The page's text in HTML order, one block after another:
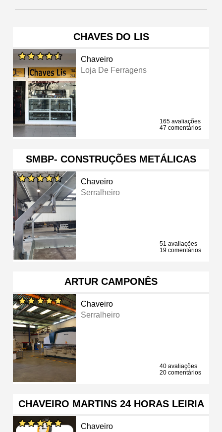
CHAVES DO LIS
Chaveiro
Loja De Ferragens
165 avaliações
47 comentários
SMBP- CONSTRUÇÕES METÁLICAS
Chaveiro
Serralheiro
51 avaliações
19 comentários
ARTUR CAMPONÊS
Chaveiro
Serralheiro
40 avaliações
20 comentários
CHAVEIRO MARTINS 24 HORAS LEIRIA
Chaveiro